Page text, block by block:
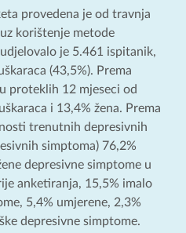
provedena je od travnja
korištenje metode
je 5.461 ispitanik,
(43,5%). Prema
proteklih 12 mjeseci od
i 13,4% žena. Prema
trenutnih depresivnih
simptoma) 76,2%
depresivne simptome u
anketiranja, 15,5% imalo
5,4% umjerene, 2,3%
depresivne simptome.